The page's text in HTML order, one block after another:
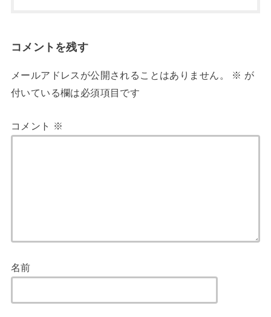
コメントを残す
メールアドレスが公開されることはありません。 ※ が
付いている欄は必須項目です
コメント ※
名前